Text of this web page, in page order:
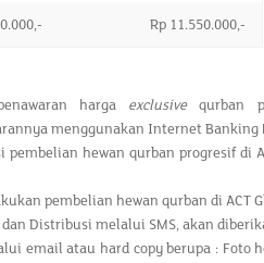
Rp 11.550.000,-
harga exclusivequrban
menggunakan Internet Banking
pembelian hewan qurban progresif
pembelian hewan qurban di ACT
Distribusi melalui SMS, akan
email atau hard copy berupa : Foto